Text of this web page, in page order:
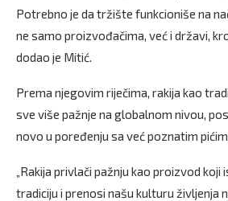
Potrebno je da tržište funkcioniše na
ne samo proizvođačima, već i državi,
dodao je Mitić.
Prema njegovim riječima, rakija kao
sve više pažnje na globalnom nivou,
novo u poređenju sa već poznatim
„Rakija privlači pažnju kao proizvod
tradiciju i prenosi našu kulturu življenja